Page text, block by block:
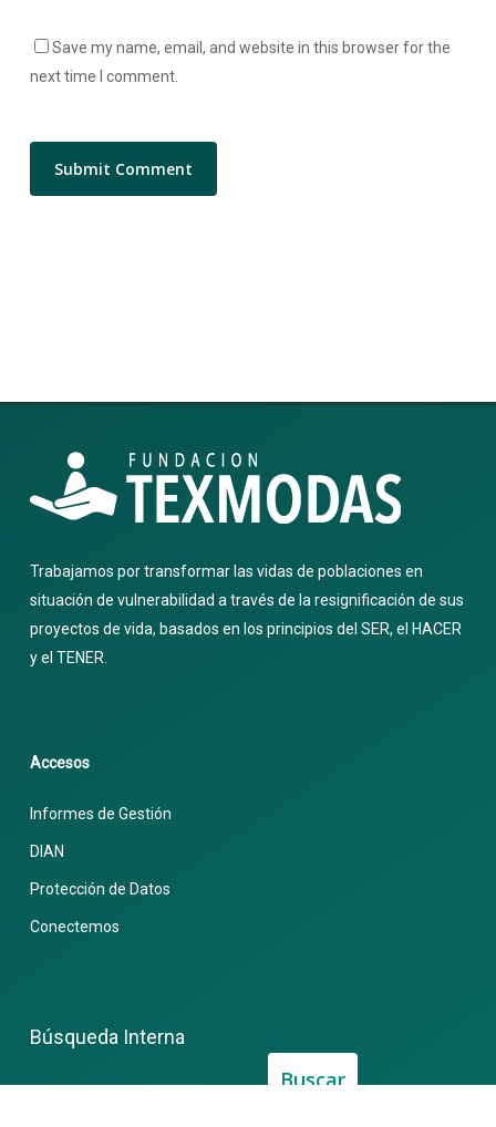
Save my name, email, and website in this browser for the
next time I comment.
Trabajamos por transformar las vidas de poblaciones en
situación de vulnerabilidad a través de la resignificación de sus
proyectos de vida, basados en los principios del SER, el HACER
y el TENER.
Accesos
Informes de Gestión
DIAN
Protección de Datos
Conectemos
Búsqueda Interna
Buscar